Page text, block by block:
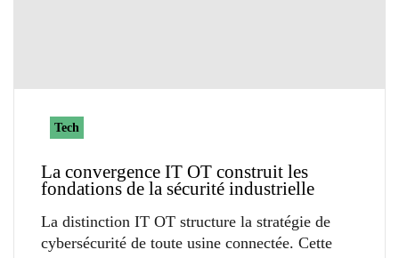
Tech
La convergence IT OT construit les
fondations de la sécurité industrielle
La distinction IT OT structure la stratégie de
cybersécurité de toute usine connectée. Cette